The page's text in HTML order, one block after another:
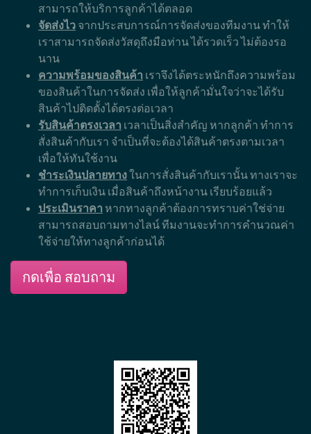
สามารถให้บริการลูกค้าได้ตลอด
จัดส่งไว จากประสบการณ์การจัดส่งของทีมงาน ทำให้
เราสามารถจัดส่งวัสดุถึงมือท่าน ได้รวดเร็ว ไม่ต้องรอ
นาน
ความพร้อมของสินค้า เราจึงได้ตระหนักถึงความพร้อม
ของสินค้าในการจัดส่ง เพื่อให้ลูกค้ามั่นใจว่าจะได้รับ
สินค้าไปติดตั้งได้ตรงต่อเวลา
รับสินค้าตรงเวลา เวลาเป็นสิ่งสำคัญ หากลูกค้า ทำการ
สั่งสินค้ากับเรา จำเป็นที่จะต้องได้สินค้าตรงตามเวลา
เพื่อให้ทันใช้งาน
ชำระเงินปลายทางในการสั่งสินค้ากับเรานั้น ทางเราจะ
ทำการเก็บเงิน เมื่อสินค้าถึงหน้างาน เรียบร้อยแล้ว
ประเมินราคา หากทางลูกค้าต้องการทราบค่าใช่จ่าย
สามารถสอบถามทางไลน์ ทีมงานจะทำการคำนวณค่า
ใช้จ่ายให้ทางลูกค้าก่อนได้
กดเพื่อ สอบถาม